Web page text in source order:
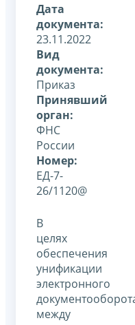
Дата
документа:
23.11.2022
Вид
документа:
Приказ
Принявший
орган:
ФНС
России
Номер:
ЕД-7-
26/1120@
В
целях
обеспечения
унификации
электронного
между